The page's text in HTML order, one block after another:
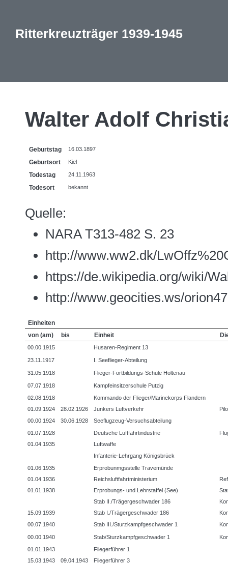
Ritterkreuzträger 1939-1945
Walter Adolf
Geburtstag 16.03.1897
Geburtsort Kiel
Todestag 24.11.1963
Todesort bekannt
Quelle:
NARA T313-482 S. 23
http://www.ww2.dk/
https://de.wikipedia.org/wiki/
http://www.geocities.ws/
Einheiten
von (am)
bis Einheit
00.00.1915 Husaren-Regiment 13
23.11.1917 I. Seeflieger-Abteilung
31.05.1918 Flieger-Fortbildungs-Schule Holtenau
07.07.1918
Kampfeinsitzerschule Putzig
02.08.1918
Kommando der Flieger/Marinekorps Flandern
01.09.1924
28.02.1926 Junkers Luftverkehr
00.00.1924
30.06.1928
Seeflugzeug-Versuchsabteilung
01.07.1928
Deutsche Luftfahrtindustrie
01.04.1935
Luftwaffe
Infanterie-Lehrgang Königsbrück
01.06.1935
Erprobunmgsstelle Travemünde
01.04.1936
Reichsluftfahrtministerium
01.01.1938
Erprobungs- und Lehrstaffel (See)
Stab II./Trägergeschwader 186
15.09.1939
Stab I./Trägergeschwader 186
00.07.1940
Stab III./Sturzkampfgeschwader 1
00.00.1940 Stab/Sturzkampfgeschwader 1
01.01.1943
Fliegerführer 1
15.03.1943
09.04.1943
Fliegerführer 3